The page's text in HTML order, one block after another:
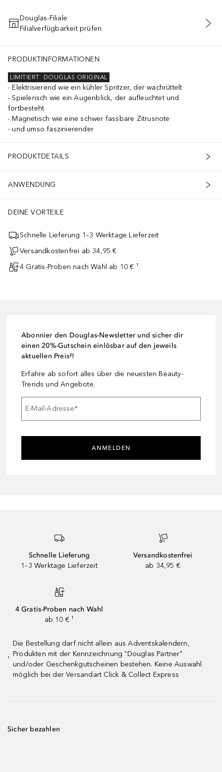
IN DEN WARENKORB
Douglas-Filiale
Filialverfügbarkeit prüfen
PRODUKTINFORMATIONEN
DOUGLAS ORIGINAL
LIMITIERT
Elektrisierend wie ein kühler Spritzer, der wachrüttelt
Spielerisch wie ein Augenblick, der aufleuchtet und
fortbesteht
Magnetisch wie eine schwer fassbare Zitrusnote
und umso faszinierender
PRODUKTDETAILS
ANWENDUNG
DEINE VORTEILE
Schnelle Lieferung 1–3 Werktage Lieferzeit
Versandkostenfrei ab 34,95 €
4 Gratis-Proben nach Wahl ab 10 € ¹
Abonnier den Douglas-Newsletter und sicher dir
einen 20%-Gutschein einlösbar auf den jeweils
aktuellen Preis²!
Erfahre ab sofort alles über die neuesten Beauty-
Trends und Angebote.
E-Mail-Adresse*
ANMELDEN
Schnelle Lieferung
1–3 Werktage Lieferzeit
Versandkostenfrei
ab 34,95 €
4 Gratis-Proben nach Wahl
ab 10 € ¹
¹
Die Bestellung darf nicht allein aus Adventskalendern,
Produkten mit der Kennzeichnung "Douglas Partner"
und/oder Geschenkgutscheinen bestehen. Keine Auswahl
möglich bei der Versandart Click & Collect Express
Sicher bezahlen